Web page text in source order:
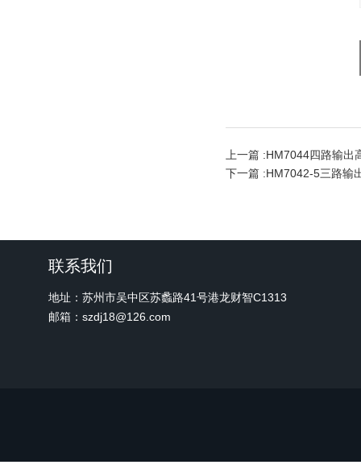
上一篇 :HM7044四路输出
下一篇 :HM7042-5三路输
联系我们
地址：苏州市吴中区苏蠡路41号港龙财智C1313
邮箱：szdj18@126.com